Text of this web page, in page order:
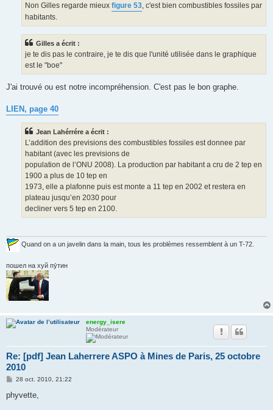
Non Gilles regarde mieux figure 53, c'est bien combustibles fossiles par
habitants.
Gilles a écrit :
je te dis pas le contraire, je te dis que l'unité utilisée dans le graphique
est le "boe"
J'ai trouvé ou est notre incompréhension. C'est pas le bon graphe.
LIEN, page 40
Jean Lahérrére a écrit :
L’addition des previsions des combustibles fossiles est donnee par
habitant (avec les previsions de
population de l’ONU 2008). La production par habitant a cru de 2 tep en
1900 a plus de 10 tep en
1973, elle a plafonne puis est monte a 11 tep en 2002 et restera en
plateau jusqu’en 2030 pour
decliner vers 5 tep en 2100.
Quand on a un javelin dans la main, tous les problèmes ressemblent à un T-72.
пошел на хуй пу́тин
energy_isere
Modérateur
Re: [pdf] Jean Laherrere ASPO à Mines de Paris, 25 octobre
2010
M
s
s
28 oct. 2010, 21:22
phyvette,